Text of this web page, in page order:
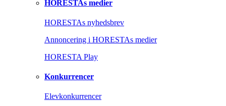
HORESTAs medier
HORESTAs nyhedsbrev
Annoncering i HORESTAs medier
HORESTA Play
Konkurrencer
Elevkonkurrencer